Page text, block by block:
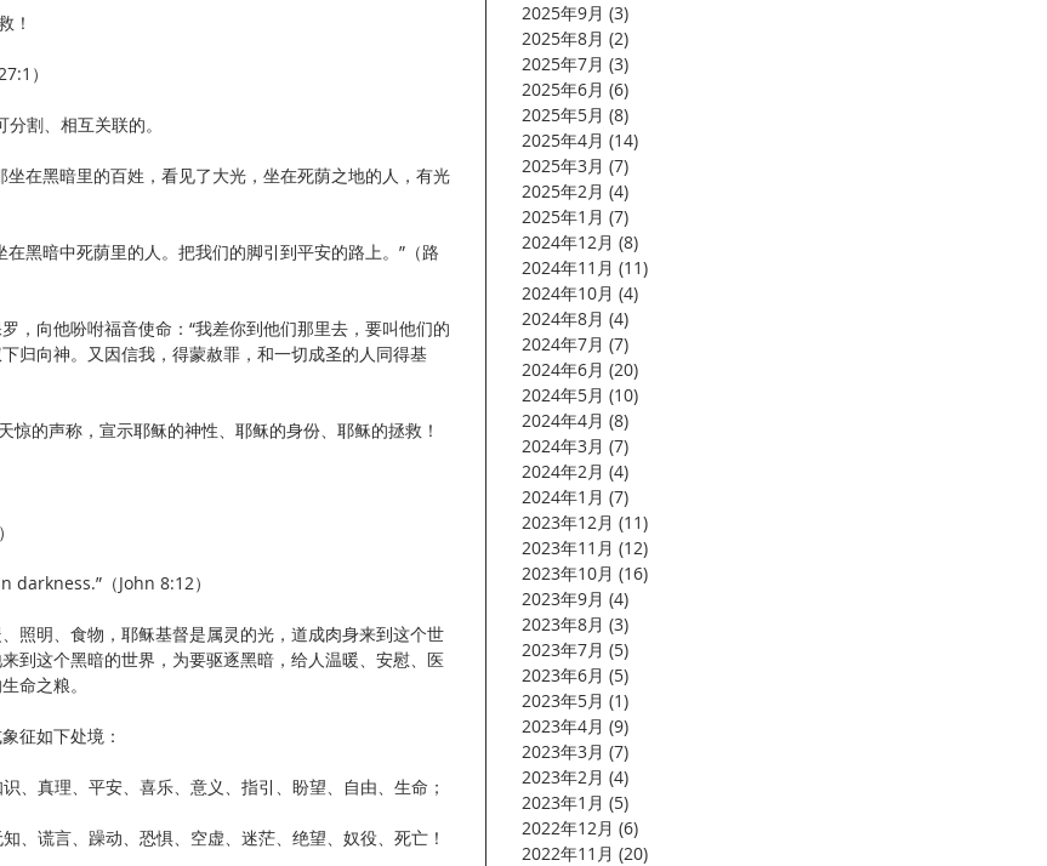
！
）
割、相互关联的。
在黑暗里的百姓，看见了大光，坐在死荫之地的人，有光
黑暗中死荫里的人。把我们的脚引到平安的路上。”（路
，向他吩咐福音使命：“我差你到他们那里去，要叫他们的
归向神。又因信我，得蒙赦罪，和一切成圣的人同得基
惊的声称，宣示耶稣的神性、耶稣的身份、耶稣的拯救！
（John 8:12）
照明、食物，耶稣基督是属灵的光，道成肉身来到这个世
到这个黑暗的世界，为要驱逐黑暗，给人温暖、安慰、医
命之粮。
征如下处境：
、真理、平安、喜乐、意义、指引、盼望、自由、生命；
、谎言、躁动、恐惧、空虚、迷茫、绝望、奴役、死亡！
2025年9月 (3)
2025年8月 (2)
2025年7月 (3)
2025年6月 (6)
2025年5月 (8)
2025年4月 (14)
2025年3月 (7)
2025年2月 (4)
2025年1月 (7)
2024年12月 (8)
2024年11月 (11)
2024年10月 (4)
2024年8月 (4)
2024年7月 (7)
2024年6月 (20)
2024年5月 (10)
2024年4月 (8)
2024年3月 (7)
2024年2月 (4)
2024年1月 (7)
2023年12月 (11)
2023年11月 (12)
2023年10月 (16)
2023年9月 (4)
2023年8月 (3)
2023年7月 (5)
2023年6月 (5)
2023年5月 (1)
2023年4月 (9)
2023年3月 (7)
2023年2月 (4)
2023年1月 (5)
2022年12月 (6)
2022年11月 (20)